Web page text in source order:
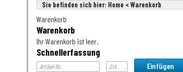
Sie befinden sich hier: Home < Warenkorb
Warenkorb
Warenkorb
Ihr Warenkorb ist leer.
Schnellerfassung